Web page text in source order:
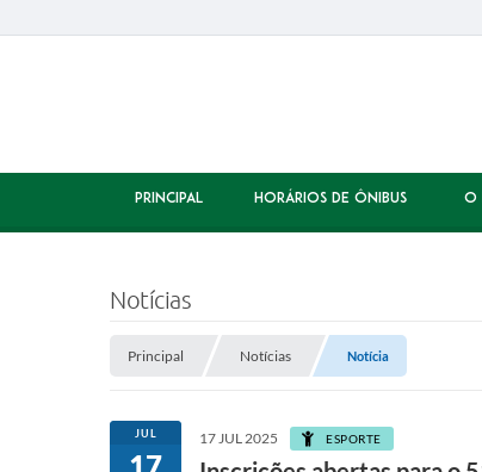
PRINCIPAL HORÁRIOS DE ÔNIBUS O
Notícias
Principal Notícias Notícia
JUL 17 JUL 2025 ESPORTE